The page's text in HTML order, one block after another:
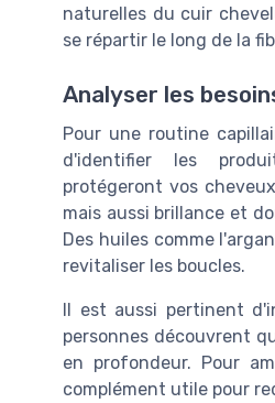
naturelles du cuir
se répartir le long de la
Analyser les
Pour une routine
d'identifier les
protégeront vos
mais aussi brillance et
Des huiles comme
revitaliser les boucles.
Il est aussi pertinent
personnes découvrent
en profondeur. Pour
complément utile pour